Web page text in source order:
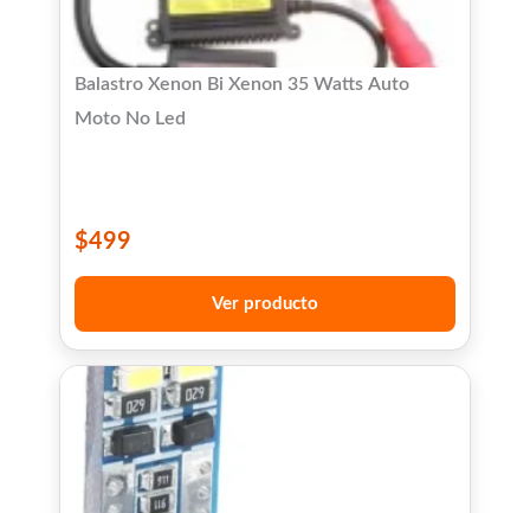
Balastro Xenon Bi Xenon 35 Watts Auto
Moto No Led
$499
Ver producto